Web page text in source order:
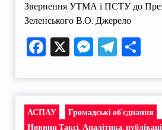
Звернення УТМА і ПСТУ до
Зеленського В.О. Джерело
Facebook
X
АСПАУ
Громадські об'єднання
Новини Таксі, Аналітика,